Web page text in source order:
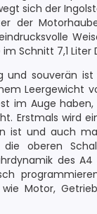
sich der
der
Schnitt 7,1 Liter
und souverän
Leergewicht
im Auge
Erstmals wird
ist und auch
die oberen
des
Motor,